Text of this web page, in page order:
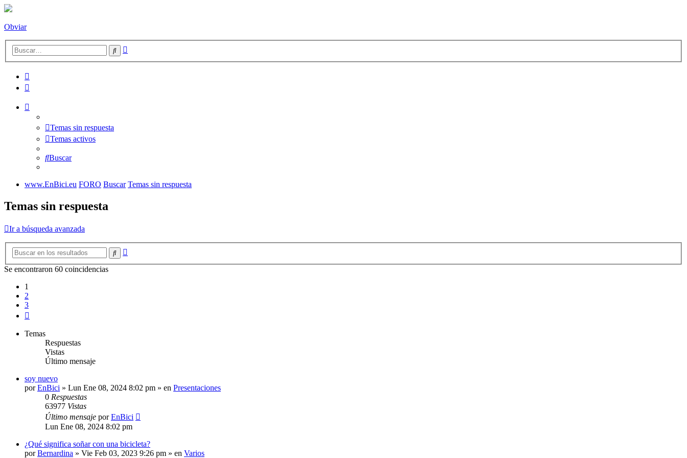
Obviar
Buscar
Temas sin respuesta
Temas activos
Buscar
www.EnBici.eu FORO Buscar Temas sin respuesta
Temas sin respuesta
Ir a búsqueda avanzada
Buscar
Se encontraron 60 coincidencias
1
2
3
Temas
Respuestas
Vistas
Último mensaje
soy nuevo
porEnBici » Lun Ene 08, 2024 8:02 pm » en Presentaciones
0 Respuestas
63977 Vistas
Último mensaje porEnBici
Lun Ene 08, 2024 8:02 pm
¿Qué significa soñar con una bicicleta?
porBernardina » Vie Feb 03, 2023 9:26 pm » en Varios